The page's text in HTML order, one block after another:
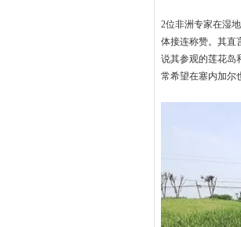
2位非洲专家在湿
体接连称赞。其直
说其参观的莲花岛
常希望在塞内加尔